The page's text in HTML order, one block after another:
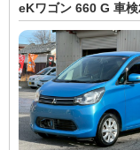
eKワゴン 660 G 車